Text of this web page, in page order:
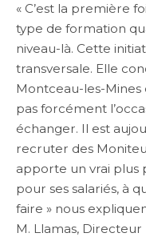
« C’est la première
type de formation
niveau-là. Cette
transversale. Elle
Montceau-les-Mines
pas forcément
échanger. Il est
recruter des
apporte un vrai plus
pour ses salariés, à
faire » nous
M. Llamas, Directeur